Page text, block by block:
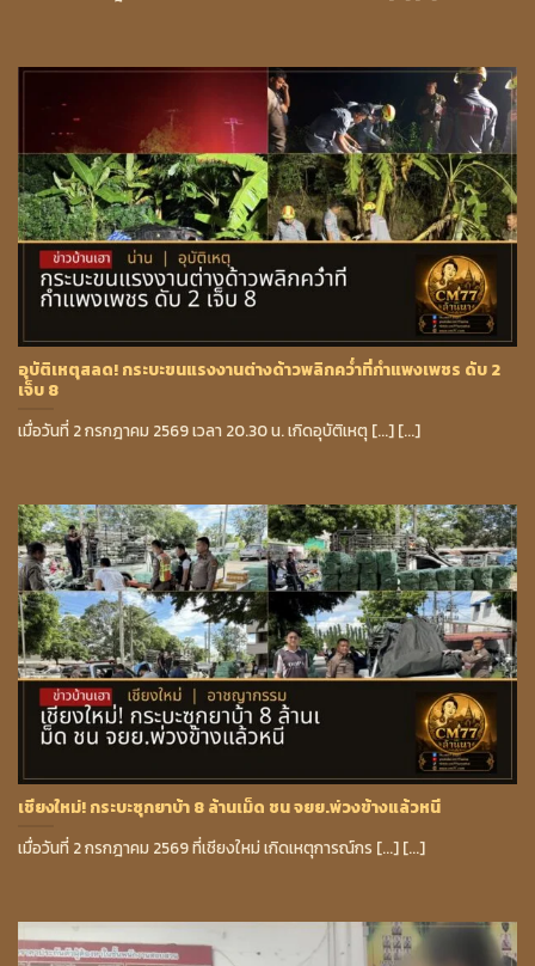
อุบัติเหตุสลด! กระบะขนแรงงานต่างด้าวพลิกคว่ำที่กำแพงเพชร ดับ 2
เจ็บ 8
เมื่อวันที่ 2 กรกฎาคม 2569 เวลา 20.30 น. เกิดอุบัติเหตุ [...] [...]
เชียงใหม่! กระบะซุกยาบ้า 8 ล้านเม็ด ชน จยย.พ่วงข้างแล้วหนี
เมื่อวันที่ 2 กรกฎาคม 2569 ที่เชียงใหม่ เกิดเหตุการณ์กร [...] [...]